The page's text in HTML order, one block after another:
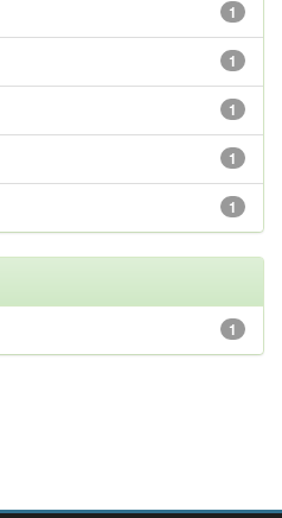
1
1
1
1
1
1